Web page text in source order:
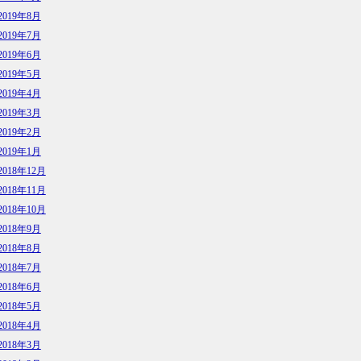
年8月
年7月
年6月
年5月
年4月
年3月
年2月
年1月
年12月
年11月
年10月
年9月
年8月
年7月
年6月
年5月
年4月
年3月